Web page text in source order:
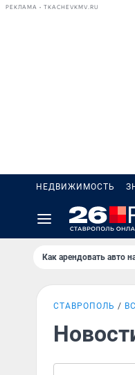
РЕКЛАМА • TKACHEVKMV.RU
НЕДВИЖИМОСТЬ
Как арендовать авто
СТАВРОПОЛЬ